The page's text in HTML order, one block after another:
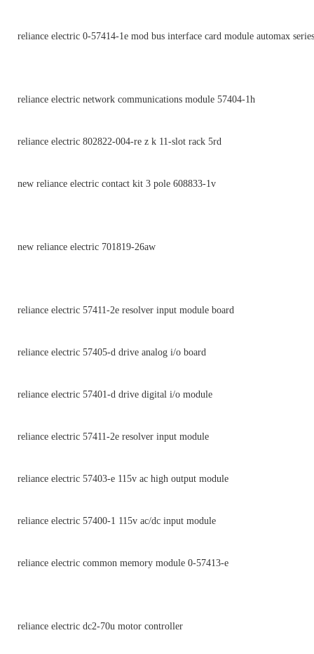
reliance electric 0-57414-1e mod bus interface card module automax
reliance electric network communications module 57404-1h
reliance electric 802822-004-re z k 11-slot rack 5rd
new reliance electric contact kit 3 pole 608833-1v
new reliance electric 701819-26aw
reliance electric 57411-2e resolver input module board
reliance electric 57405-d drive analog i/o board
reliance electric 57401-d drive digital i/o module
reliance electric 57411-2e resolver input module
reliance electric 57403-e 115v ac high output module
reliance electric 57400-1 115v ac/dc input module
reliance electric common memory module 0-57413-e
reliance electric dc2-70u motor controller